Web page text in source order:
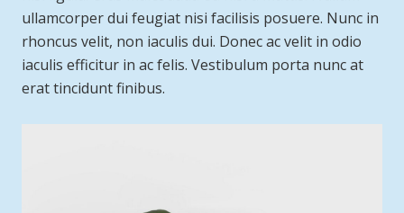
ullamcorper dui feugiat nisi facilisis posuere. Nunc in
rhoncus velit, non iaculis dui. Donec ac velit in odio
iaculis efficitur in ac felis. Vestibulum porta nunc at
erat tincidunt finibus.